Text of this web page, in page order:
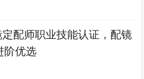
配师职业技能认证，配镜
阶优选